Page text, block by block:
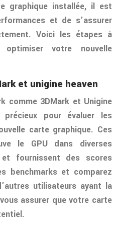
graphique installée, il est
et de s’assurer
Voici les étapes à
votre nouvelle
et unigine heaven
comme 3DMark et Unigine
pour évaluer les
carte graphique. Ces
le GPU dans diverses
fournissent des scores
benchmarks et comparez
utilisateurs ayant la
assurer que votre carte